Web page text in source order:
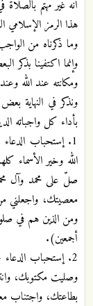
أنه غير مهتم
هذا الرمز الإسلامي
وما ذكرناه من
وإنما اكتفينا بذكر
ومكانته عند الله
ونذكر في النهاية
بأداء كل واجباته
1. إستحباب
الله وخير الأسماء
صلّ على محمد وآل
معصيتك، واجعلني
ومن الذين هم في
أجمعين).
2. إستحباب
وصليت مكتوبك،
بطاعتك، واجتناب